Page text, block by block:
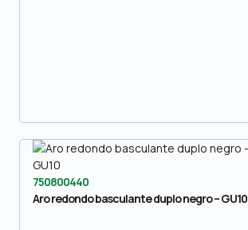
750800440
Aro redondo basculante duplo negro – GU10